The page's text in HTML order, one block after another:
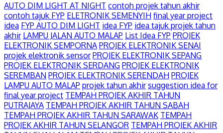
AUTO DIM LIGHT AT NIGHT contoh projek tahun akhir
contoh tajuk FYP ELETRONIK SEMENYIH final year project
idea FYP AUTO DIM LIGHT idea FYP idea tajuk projek tahun
akhir LAMPU JALAN AUTO MALAP List Idea FYP PROJEK
ELEKTRONIK SEMPORNA PROJEK ELEKTRONIK SENAI
projek elektronik sensor PROJEK ELEKTRONIK SEPANG
PROJEK ELEKTRONIK SERDANG PROJEK ELEKTRONIK
SEREMBAN PROJEK ELEKTRONIK SERENDAH PROJEK
LAMPU AUTO MALAP projek tahun akhir suggestion idea for
final year project TEMPAH PROJEK AKHIR TAHUN
PUTRAJAYA TEMPAH PROJEK AKHIR TAHUN SABAH
TEMPAH PROJEK AKHIR TAHUN SARAWAK TEMPAH
PROJEK AKHIR TAHUN SELANGOR TEMPAH PROJEK AKHIR